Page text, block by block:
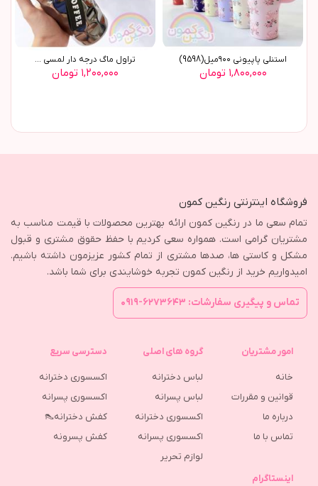
استنلي پاپيوني ٩٠٠ميل(9598)
۱,۸۰۰,۰۰۰ تومان
تراول ماگ درجه دار لمسي ...
۱,۲۰۰,۰۰۰ تومان
فروشگاه اینترنتی رنگین کمون
تمام سعی ما در رنگین کمون ارائه بهترین محصولات با قیمت مناسب به
مشتریان گرامی است. همواره سعی کردیم با حفظ حقوق مشتری و قبول
مشکل و کاستی ها، صدها مشتری از تمام کشور عزیزمون داشته باشیم.
امیدواریم خرید از رنگین کمون تجربه خوشایندی برای شما باشد.
تماس و پیگیری سفارشات: ۶۲۷۳۶۴۳-۰۹۱۹
امور مشتریان
خانه
قوانین و مقررات
درباره ما
تماس با ما
گروه های اصلی
لباس دخترانه
لباس پسرانه
اکسسوری دخترانه
اکسسوری پسرانه
لوازم تحریر
دسترسی سریع
اکسسوری دخترانه
اکسسوری پسرانه
کفش دخترانه👠
كفش پسرونه
اینستاگرام